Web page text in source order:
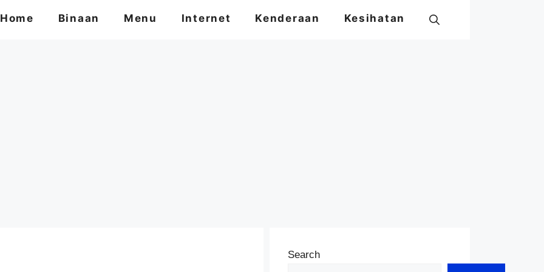
Home Binaan Menu Internet Kenderaan Kesihatan
Search